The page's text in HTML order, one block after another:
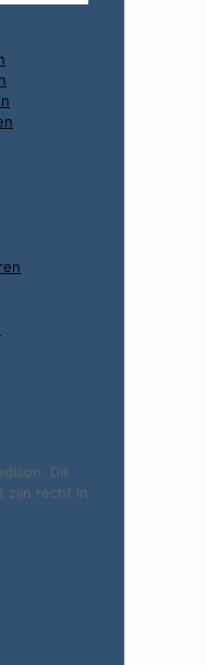
Dit
zijn recht in